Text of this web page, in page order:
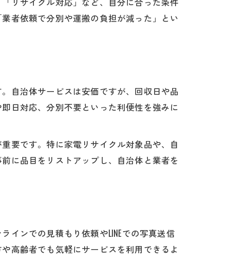
者依頼で分別や運搬の負担が減った」とい
自治体サービスは安価ですが、回収日や品
日対応、分別不要といった利便性を強みに
要です。特に家電リサイクル対象品や、自
に品目をリストアップし、自治体と業者を
インでの見積もり依頼やLINEでの写真送信
高齢者でも気軽にサービスを利用できるよ